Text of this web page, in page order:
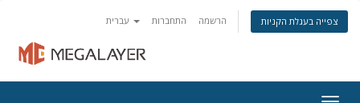
התחברות הרשמה צפייה בעגלת הקניות